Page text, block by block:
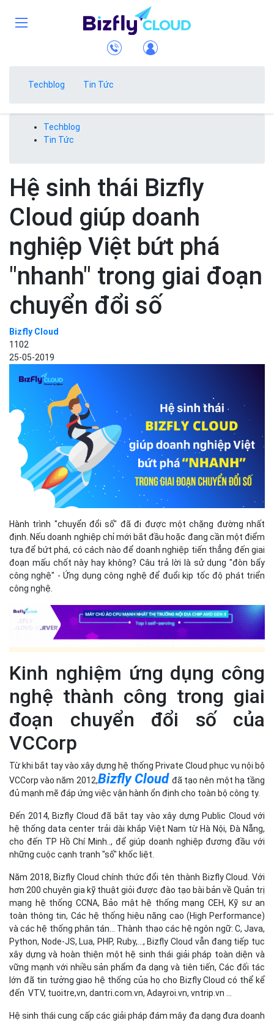
Techblog Tin Tức
Techblog
Tin Tức
Hệ sinh thái Bizfly
Cloud giúp doanh
nghiệp Việt bứt phá
"nhanh" trong giai đoạn
chuyển đổi số
Bizfly Cloud
1102
25-05-2019
Hành trình "chuyển đổi số" đã đi được một chặng đường nhất
định. Nếu doanh nghiệp chỉ mới bắt đầu hoặc đang cần một điểm
tựa để bứt phá, có cách nào để doanh nghiệp tiến thẳng đến giai
đoạn mấu chốt này hay không? Câu trả lời là sử dụng "đòn bẩy
công nghệ" - Ứng dụng công nghệ để đuổi kịp tốc độ phát triển
công nghệ.
Kinh nghiệm ứng dụng công
nghệ thành công trong giai
đoạn chuyển đổi số của
VCCorp
Từ khi bắt tay vào xây dựng hệ thống Private Cloud phục vụ nội bộ
VCCorp vào năm 2012,Bizfly Cloudđã tạo nên một hạ tầng
đủ mạnh mẽ đáp ứng việc vận hành ổn định cho toàn bộ công ty.
Đến 2014, Bizfly Cloud đã bắt tay vào xây dựng Public Cloud với
hệ thống data center trải dài khắp Việt Nam từ Hà Nội, Đà Nẵng,
cho đến TP Hồ Chí Minh.., để giúp doanh nghiệp đương đầu với
những cuộc cạnh tranh "số" khốc liệt.
Năm 2018, Bizfly Cloud chính thức đổi tên thành Bizfly Cloud. Với
hơn 200 chuyên gia kỹ thuật giỏi được đào tạo bài bản về Quản trị
mạng hệ thống CCNA, Bảo mật hệ thống mạng CEH, Kỹ sư an
toàn thông tin, Các hệ thống hiệu năng cao (High Performance)
và các hệ thống phân tán… Thành thạo các hệ ngôn ngữ: C, Java,
Python, Node-JS, Lua, PHP, Ruby,…, Bizfly Cloud vẫn đang tiếp tục
xây dựng và hoàn thiện một hệ sinh thái giải pháp toàn diện và
vững mạnh với nhiều sản phẩm đa dạng và tiên tiến, Các đối tác
lớn đã tin tưởng giao hệ thống của họ cho Bizfly Cloud có thể kể
đến VTV, tuoitre,vn, dantri.com.vn, Adayroi.vn, vntrip.vn …
Hệ sinh thái cung cấp các giải pháp đám mây đa dạng đưa doanh